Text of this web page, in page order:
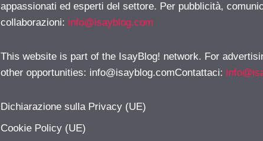
appassionati ed esperti del settore. Per pubblicità,
collaborazioni: info@isayblog.com
This website is part of the IsayBlog! network. For
other opportunities: info@isayblog.comContattaci:
Dichiarazione sulla Privacy (UE)
Cookie Policy (UE)